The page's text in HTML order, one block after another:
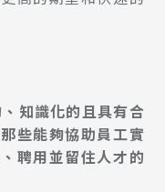
知識化的且具有合
些能夠協助員工實
聘用並留住人才的